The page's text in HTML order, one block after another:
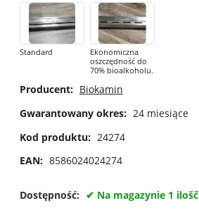
Standard
Ekonomiczna
oszczędność do
70% bioalkoholu.
Producent: Biokamin
Gwarantowany okres: 24 miesiące
Kod produktu: 24274
EAN: 8586024024274
Dostępność: Na magazynie 1 ilošč